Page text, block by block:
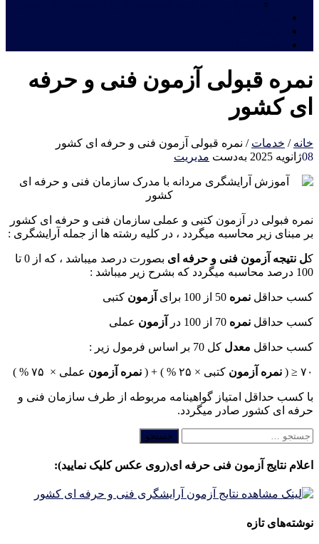
نمره قبولی آزمون فنی و حرفه
ای کشور
خانه / خدمات / نمره قبولی آزمون فنی و حرفه ای کشور
08ژانویه 2025 به‌دست مدیریت
نمره فبولی در آزمون کتبی و عملی سازمان فنی و حرفه ای کشور
بر مبنای زیر محاسبه میگردد ، در کلیه رشته ها از جمله آرایشگری :
کل نتیجه آزمون فنی و حرفه ای
بصورت درصد میباشد ، که از 0 تا
100 درصد محاسبه میگردد که بشرح زیر میباشد :
کسب حداقل نمره 50 از 100 برای آزمون کتبی
کسب حداقل نمره 70 از 100 در آزمون عملی
کسب حداقل معدل کل 70 بر اساس فرمول زیر :
۷۰ ≤ ( نمره آزمون کتبی × ۲۵ % ) + ( نمره آزمون عملی × ۷۵ % )
با کسب حداقل امتیاز گواهینامه مربوطه از طرف سازمان فنی و
حرفه ای کشور صادر میگردد.
جستجو
اعلام نتایج آزمون فنی حرفه ای(روی عکس کلیک نمایید):
نوشته‌های تازه